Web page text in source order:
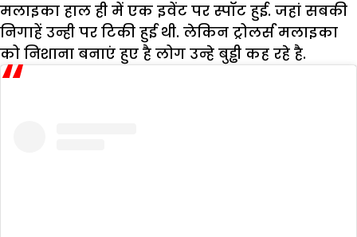
मलाइका हाल ही में एक इवेंट पर स्पॉट हुई. जहां सबकी
निगाहें उन्ही पर टिकी हुई थी. लेकिन ट्रोलर्स मलाइका
को निशाना बनाएं हुए है लोग उन्हे बुड्ढी कह रहे है.